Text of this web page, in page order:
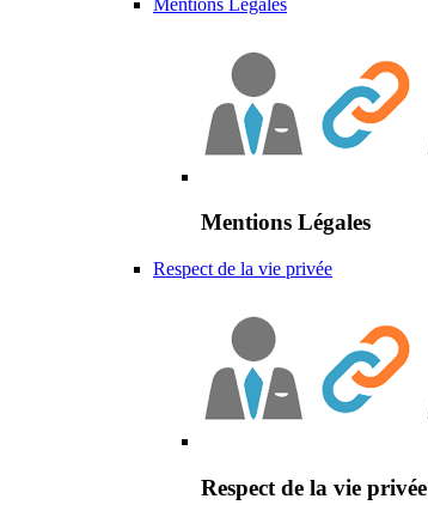
Mentions Légales
Respect de la vie privée
Respect de la vie privée